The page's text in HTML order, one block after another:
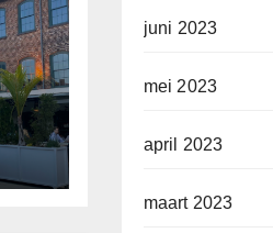
juni 2023
mei 2023
april 2023
maart 2023